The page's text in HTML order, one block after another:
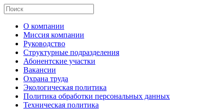
О компании
Миссия компании
Руководство
Структурные подразделения
Абонентские участки
Вакансии
Охрана труда
Экологическая политика
Политика обработки персональных данных
Техническая политика